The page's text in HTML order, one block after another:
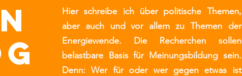
Hier schreibe ich über politische Themen,
aber auch und vor allem zu Themen der
Energiewende. Die Recherchen sollen
belastbare Basis für Meinungsbildung sein.
Denn: Wer für oder wer gegen etwas ist